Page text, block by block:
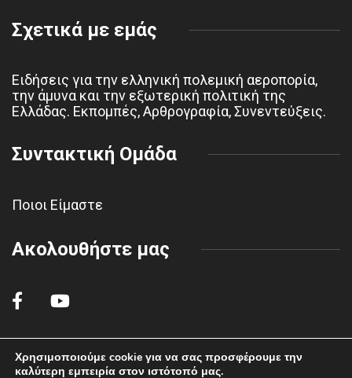
Σχετικά με εμάς
Ειδήσεις για την ελληνική πολεμική αεροπορία,
την άμυνα και την εξωτερική πολιτική της
Ελλάδας. Εκπομπές, Αρθρογραφία, Συνεντεύξεις.
Συντακτική Ομάδα
Ποιοι Είμαστε
Ακολουθήστε μας
© 2022 polemikiaeroporiahaf.gr - All rights reserved.
Χρησιμοποιούμε cookie για να σας προσφέρουμε την
καλύτερη εμπειρία στον ιστότοπό μας.